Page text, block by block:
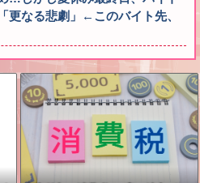
更なる悲劇」←このバイト先、